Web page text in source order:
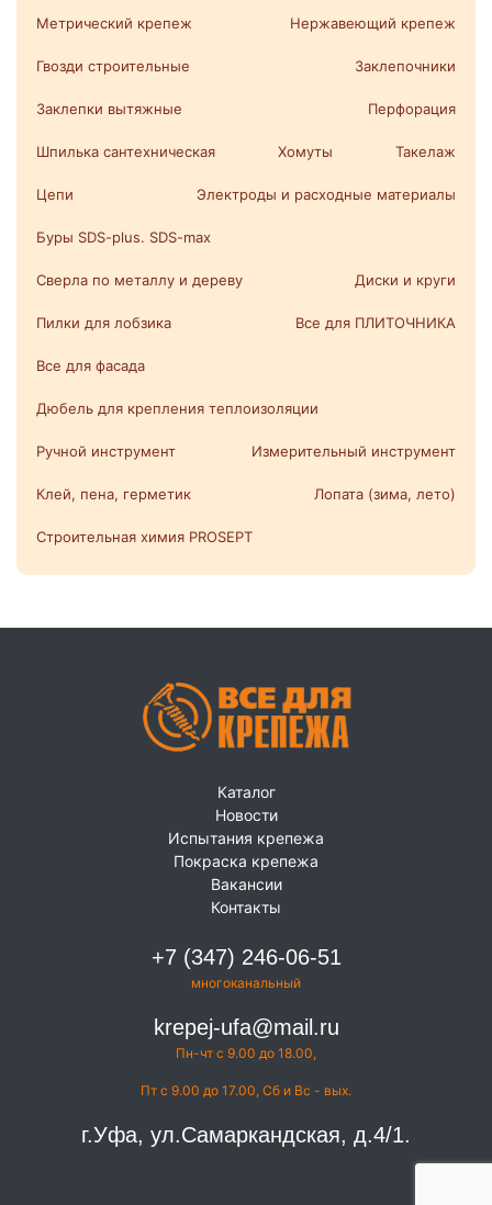
Метрический крепеж Нержавеющий крепеж
Гвозди строительные Заклепочники
Заклепки вытяжные Перфорация
Шпилька сантехническая Хомуты Такелаж
Цепи Электроды и расходные материалы
Буры SDS-plus. SDS-max
Сверла по металлу и дереву Диски и круги
Пилки для лобзика Все для ПЛИТОЧНИКА
Все для фасада
Дюбель для крепления теплоизоляции
Ручной инструмент Измерительный инструмент
Клей, пена, герметик Лопата (зима, лето)
Строительная химия PROSEPT
Каталог
Новости
Испытания крепежа
Покраска крепежа
Вакансии
Контакты
+7 (347) 246-06-51
многоканальный
krepej-ufa@mail.ru
Пн-чт с 9.00 до 18.00,
Пт с 9.00 до 17.00, Сб и Вс - вых.
г.Уфа, ул.Самаркандская, д.4/1.